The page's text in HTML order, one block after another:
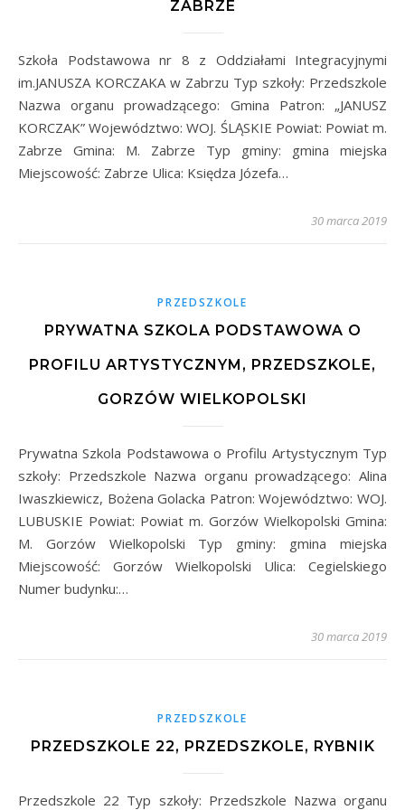
ZABRZE
Szkoła Podstawowa nr 8 z Oddziałami Integracyjnymi
im.JANUSZA KORCZAKA w Zabrzu Typ szkoły: Przedszkole
Nazwa organu prowadzącego: Gmina Patron: „JANUSZ
KORCZAK” Województwo: WOJ. ŚLĄSKIE Powiat: Powiat m.
Zabrze Gmina: M. Zabrze Typ gminy: gmina miejska
Miejscowość: Zabrze Ulica: Księdza Józefa…
30 marca 2019
PRZEDSZKOLE
PRYWATNA SZKOLA PODSTAWOWA O
PROFILU ARTYSTYCZNYM, PRZEDSZKOLE,
GORZÓW WIELKOPOLSKI
Prywatna Szkola Podstawowa o Profilu Artystycznym Typ
szkoły: Przedszkole Nazwa organu prowadzącego: Alina
Iwaszkiewicz, Bożena Golacka Patron: Województwo: WOJ.
LUBUSKIE Powiat: Powiat m. Gorzów Wielkopolski Gmina:
M. Gorzów Wielkopolski Typ gminy: gmina miejska
Miejscowość: Gorzów Wielkopolski Ulica: Cegielskiego
Numer budynku:…
30 marca 2019
PRZEDSZKOLE
PRZEDSZKOLE 22, PRZEDSZKOLE, RYBNIK
Przedszkole 22 Typ szkoły: Przedszkole Nazwa organu